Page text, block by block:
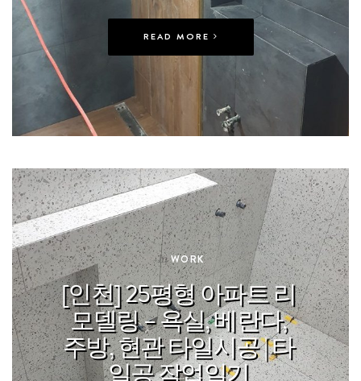
READ MORE
In WORK
[인천] 25평형 아파트 리
모델링 – 욕실, 베란다,
주방, 현관 타일시공 | 타
일공 작업일기